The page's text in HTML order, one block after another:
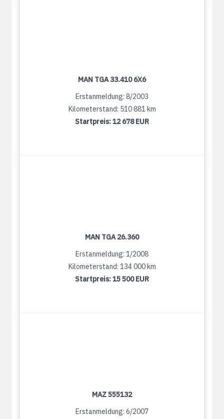
MAN TGA 33.410 6X6
Erstanmeldung: 8/2003
Kilometerstand: 510 881 km
Startpreis:12 678 EUR
MAN TGA 26.360
Erstanmeldung: 1/2008
Kilometerstand: 134 000 km
Startpreis:15 500 EUR
MAZ 555132
Erstanmeldung: 6/2007